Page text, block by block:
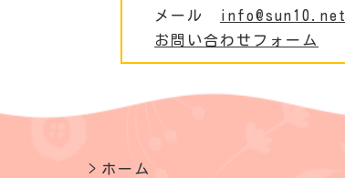
メール
info@sun10.net
お問い合わせフォーム
ホーム